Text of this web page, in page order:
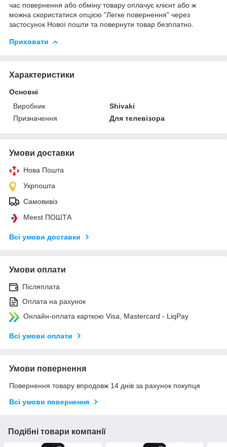
час повернення або обміну товару оплачує клієнт або ж
можна скористатися опцією "Легке повернення" через
застосунок Нової пошти та повернути товар безплатно.
Приховати
Характеристики
Основні
Виробник
Shivaki
Призначення
Для телевізора
Умови доставки
Нова Пошта
Укрпошта
Самовивіз
Meest ПОШТА
Всі умови доставки
Умови оплати
Післяплата
Оплата на рахунок
Онлайн-оплата карткою Visa, Mastercard - LiqPay
Всі умови оплати
Умови повернення
Повернення товару впродовж 14 днів за рахунок покупця
Всі умови повернення
Подібні товари компанії